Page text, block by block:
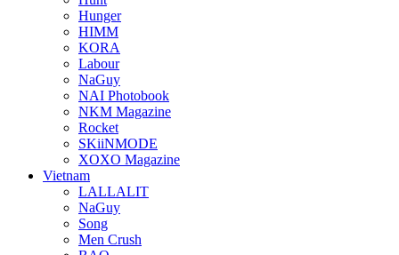
Hunger
HIMM
KORA
Labour
NaGuy
NAI Photobook
NKM Magazine
Rocket
SKiiNMODE
XOXO Magazine
Vietnam
LALLALIT
NaGuy
Song
Men Crush